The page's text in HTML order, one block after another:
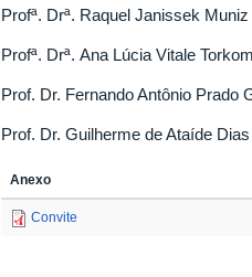
Profª. Drª. Raquel Janissek
Profª. Drª. Ana Lúcia Vitale
Prof. Dr. Fernando Antônio Prado
Prof. Dr. Guilherme de Ataíde
Anexo
Convite